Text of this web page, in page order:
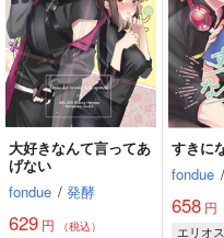
大好きなんて言ってあ
げない
fondue / 発酵
629 円 （税込）
すきに
fondue /
658 円